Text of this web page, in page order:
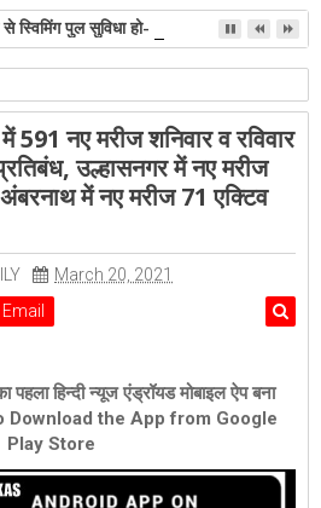
पुल सुविधा हो- शेरी लुंड
ulhasnagar
व रविवार को फेरिवालों पर प्रतिबंध,
552, अंबरनाथ में नए मरीज 71 एक्टिव 530
591 नए मरीज शनिवार व रविवार
उल्हासनगर में नए मरीज
में नए मरीज 71 एक्टिव
March 20, 2021
Email
पहला हिन्दी न्यूज एंड्रॉयड मोबाइल ऐप बना
Download the App from Google
Play Store